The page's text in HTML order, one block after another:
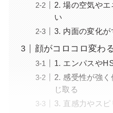
2. 場の空気や
い
3. 内面の変化
顔がコロコロ変わ
1. エンパスや
2. 感受性が強
じ取る
3. 直感力やス